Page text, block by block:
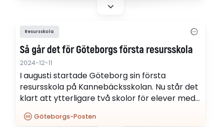
Resursskola
Så går det för Göteborgs första resursskola
2024-12-11
I augusti startade Göteborg sin första
resursskola på Kannebäcksskolan. Nu står det
klart att ytterligare två skolor för elever med
stort behov av särskilt stöd ska starta i
centrum och nordost nästa höst.
Göteborgs-Posten